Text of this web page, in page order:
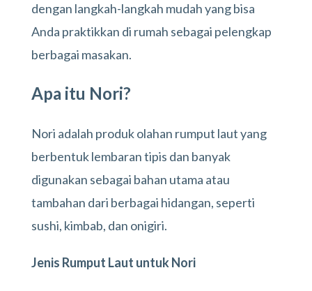
dengan langkah-langkah mudah yang bisa
Anda praktikkan di rumah sebagai pelengkap
berbagai masakan.
Apa itu Nori?
Nori adalah produk olahan rumput laut yang
berbentuk lembaran tipis dan banyak
digunakan sebagai bahan utama atau
tambahan dari berbagai hidangan, seperti
sushi, kimbab, dan onigiri.
Jenis Rumput Laut untuk Nori